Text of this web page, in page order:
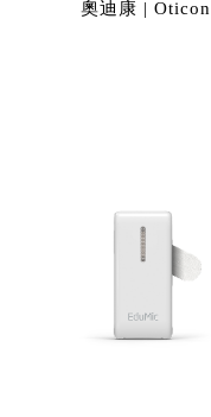
奧迪康 | Oticon